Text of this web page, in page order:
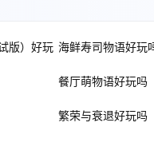
版）好玩 海鲜寿司物语好玩
餐厅萌物语好玩吗
繁荣与衰退好玩吗